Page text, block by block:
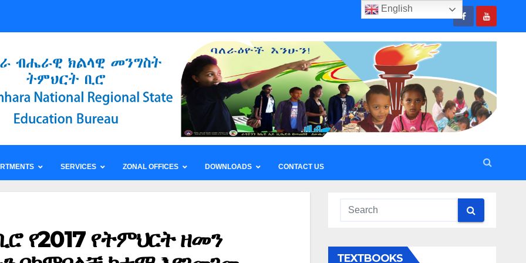
SERVICES ZONAL OFFICES DOWNLOADS CONTACT US
የ2017 የትምህርት ዘመን
TEXTBOOKS
English